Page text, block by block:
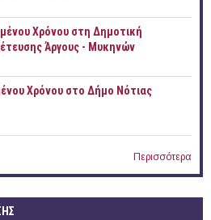
Χρόνου στη Δημοτική
Άργους - Μυκηνών
Χρόνου στο Δήμο Νότιας
Περισσότερα